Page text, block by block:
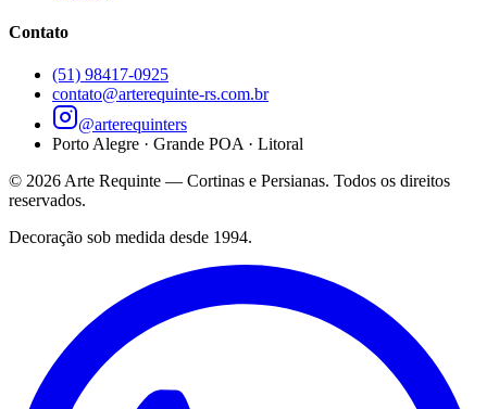
Contato
(51) 98417-0925
contato@arterequinte-rs.com.br
@arterequinters
Porto Alegre · Grande POA · Litoral
© 2026 Arte Requinte — Cortinas e Persianas. Todos os direitos
reservados.
Decoração sob medida desde 1994.